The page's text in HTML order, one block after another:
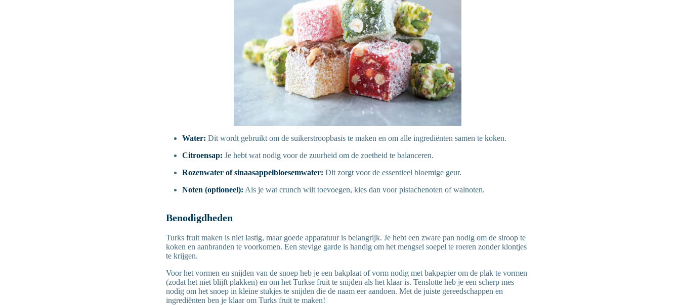
Water: Dit wordt gebruikt om de suikerstroopbasis te maken en om alle ingrediënten samen te koken.
Citroensap: Je hebt wat nodig voor de zuurheid om de zoetheid te balanceren.
Rozenwater of sinaasappelbloesemwater: Dit zorgt voor de essentieel bloemige geur.
Noten (optioneel): Als je wat crunch wilt toevoegen, kies dan voor pistachenoten of walnoten.
Benodigdheden
Turks fruit maken is niet lastig, maar goede apparatuur is belangrijk. Je hebt een zware pan nodig om de siroop te
koken en aanbranden te voorkomen. Een stevige garde is handig om het mengsel soepel te roeren zonder klontjes
te krijgen.
Voor het vormen en snijden van de snoep heb je een bakplaat of vorm nodig met bakpapier om de plak te vormen
(zodat het niet blijft plakken) en om het Turkse fruit te snijden als het klaar is. Tenslotte heb je een scherp mes
nodig om het snoep in kleine stukjes te snijden die de naam eer aandoen. Met de juiste gereedschappen en
ingrediënten ben je klaar om Turks fruit te maken!